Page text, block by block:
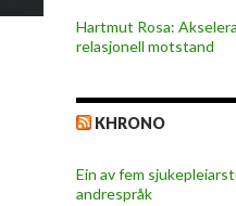
Hartmut Rosa:
relasjonell motstand
KHRONO
Ein av fem
andrespråk